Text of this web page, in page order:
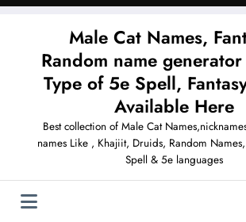
Male Cat Names,
Random name
Type of 5e Spell,
Available Here
Best collection of Male Cat
names Like , Khajiit, Druids, Random
Spell & 5e languages